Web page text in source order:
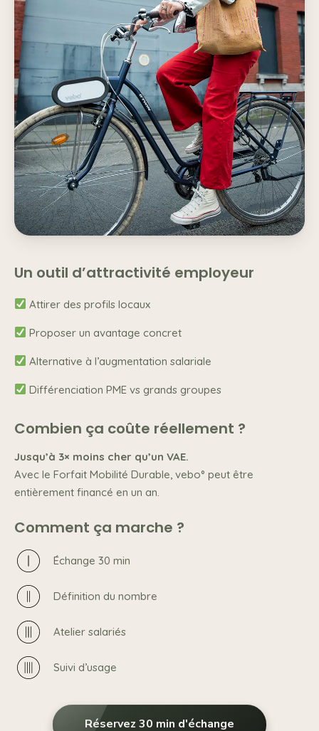
Un outil d’attractivité employeur
Attirer des profils locaux
Proposer un avantage concret
Alternative à l’augmentation salariale
Différenciation PME vs grands groupes
Combien ça coûte réellement ?
Jusqu’à 3× moins cher qu’un VAE.
Avec le Forfait Mobilité Durable, vebo° peut être
entièrement financé en un an.
Comment ça marche ?
Échange 30 min
Définition du nombre
Atelier salariés
Suivi d’usage
Réservez 30 min d'échange